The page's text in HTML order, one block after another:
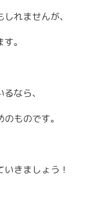
れませんが、
。
なら、
ものです。
きましょう！